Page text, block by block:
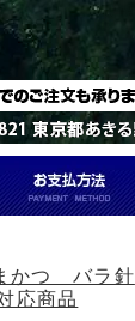
かつ バラ針
応商品